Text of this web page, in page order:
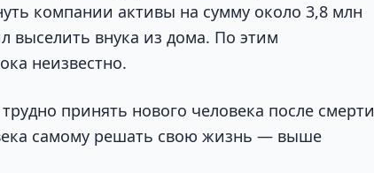
компании активы на сумму около 3,8 млн
выселить внука из дома. По этим
неизвестно.
принять нового человека после смерти
самому решать свою жизнь — выше